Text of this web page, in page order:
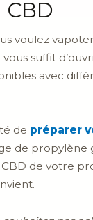
CBD
voulez
suffit
avec
de préparer
de
de votre